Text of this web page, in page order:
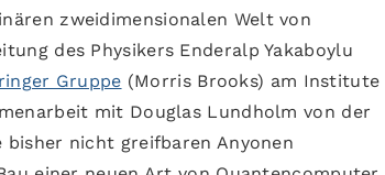
zweidimensionalen Welt von
des Physikers Enderalp Yakaboylu
Gruppe (Morris Brooks) am Institute
mit Douglas Lundholm von der
bisher nicht greifbaren Anyonen